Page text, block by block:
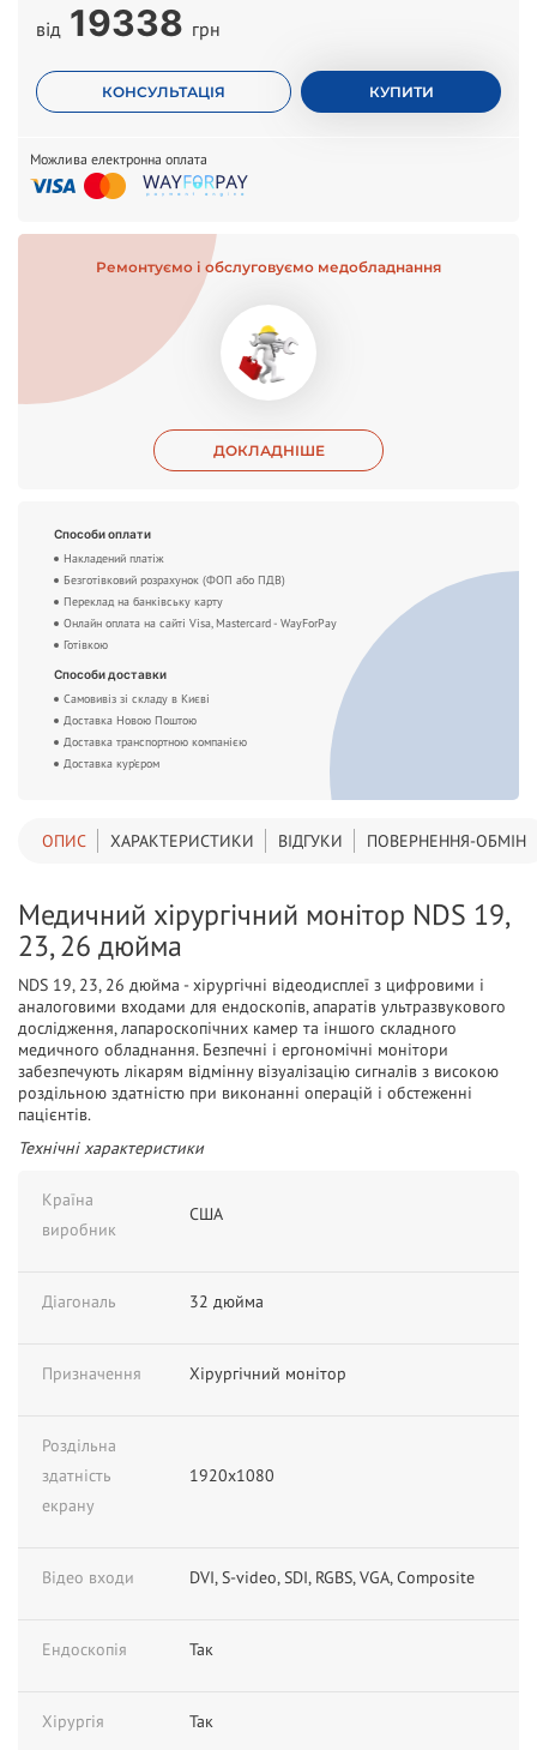
від 19338 грн
КОНСУЛЬТАЦІЯ КУПИТИ
Можлива електронна оплата
Ремонтуємо і обслуговуємо медобладнання
ДОКЛАДНІШЕ
Способи оплати
Накладений платіж
Безготівковий розрахунок (ФОП або ПДВ)
Переклад на банківську карту
Онлайн оплата на сайті Visa, Mastercard - WayForPay
Готівкою
Способи доставки
Самовивіз зі складу в Києві
Доставка Новою Поштою
Доставка транспортною компанією
Доставка кур'єром
ОПИС ХАРАКТЕРИСТИКИ ВІДГУКИ ПОВЕРНЕННЯ-ОБМІН
Медичний хірургічний монітор NDS 19,
23, 26 дюйма
NDS 19, 23, 26 дюйма - хірургічні відеодисплеї з цифровими і
аналоговими входами для ендоскопів, апаратів ультразвукового
дослідження, лапароскопічних камер та іншого складного
медичного обладнання. Безпечні і ергономічні монітори
забезпечують лікарям відмінну візуалізацію сигналів з високою
роздільною здатністю при виконанні операцій і обстеженні
пацієнтів.
Технічні характеристики
Країна
виробник
США
Діагональ 32 дюйма
Призначення Хірургічний монітор
Роздільна
здатність
екрану
1920х1080
Відео входи DVI, S-video, SDI, RGBS, VGA, Composite
Ендоскопія Так
Хірургія Так